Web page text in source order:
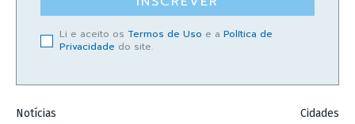
Li e aceito os Termos de Uso e a Política de
Privacidade do site.
Notícias Cidades